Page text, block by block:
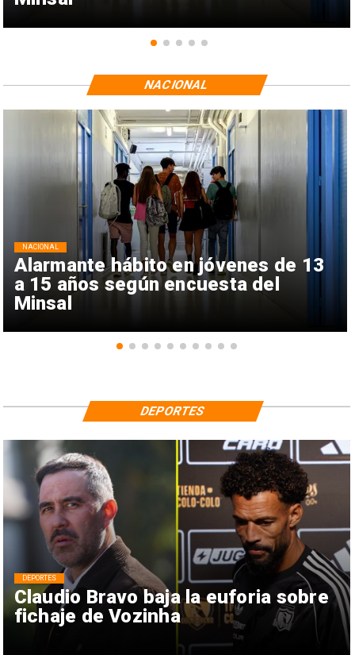
Alarmante hábito en jóvenes de 13
a 15 años según encuesta del
Minsal
NACIONAL
NACIONAL
Claudio Bravo baja la euforia sobre
fichaje de Vozinha
DEPORTES
DEPORTES